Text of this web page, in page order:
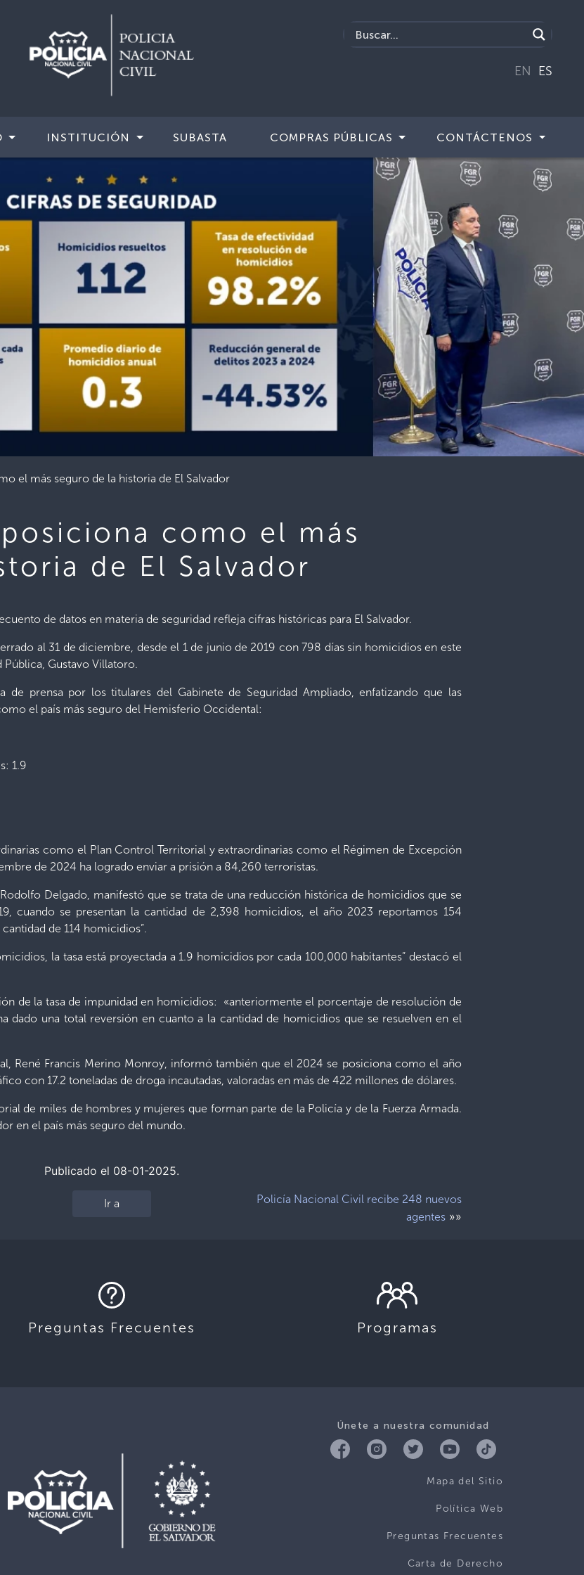
EN ES
INSTITUCIÓN SUBASTA COMPRAS PÚBLICAS CONTÁCTENOS
el más seguro de la historia de El Salvador
como el más
de El Salvador
de datos en materia de seguridad refleja cifras históricas para El Salvador.
al 31 de diciembre, desde el 1 de junio de 2019 con 798 días sin homicidios en este
Pública, Gustavo Villatoro.
de prensa por los titulares del Gabinete de Seguridad Ampliado, enfatizando que las
el país más seguro del Hemisferio Occidental:
1.9
como el Plan Control Territorial y extraordinarias como el Régimen de Excepción
de 2024 ha logrado enviar a prisión a 84,260 terroristas.
Delgado, manifestó que se trata de una reducción histórica de homicidios que se
cuando se presentan la cantidad de 2,398 homicidios, el año 2023 reportamos 154
de 114 homicidios”.
la tasa está proyectada a 1.9 homicidios por cada 100,000 habitantes” destacó el
de la tasa de impunidad en homicidios: «anteriormente el porcentaje de resolución de
dado una total reversión en cuanto a la cantidad de homicidios que se resuelven en el
René Francis Merino Monroy, informó también que el 2024 se posiciona como el año
con 17.2 toneladas de droga incautadas, valoradas en más de 422 millones de dólares.
de miles de hombres y mujeres que forman parte de la Policía y de la Fuerza Armada.
en el país más seguro del mundo.
Publicado el 08-01-2025.
Ir a
Policía Nacional Civil recibe 248 nuevos
agentes»»
Preguntas Frecuentes Programas
Únete a nuestra comunidad
Mapa del Sitio
Política Web
Preguntas Frecuentes
Carta de Derecho